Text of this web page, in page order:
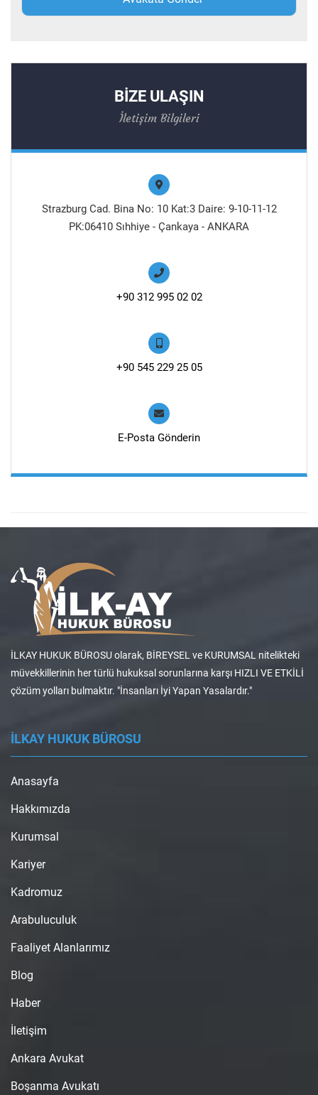
BİZE ULAŞIN
İletişim Bilgileri
Strazburg Cad. Bina No: 10 Kat:3 Daire: 9-10-11-12
PK:06410 Sıhhiye - Çankaya - ANKARA
+90 312 995 02 02
+90 545 229 25 05
E-Posta Gönderin
İLKAY HUKUK BÜROSU olarak, BİREYSEL ve KURUMSAL nitelikteki
müvekkillerinin her türlü hukuksal sorunlarına karşı HIZLI VE ETKİLİ
çözüm yolları bulmaktır. "İnsanları İyi Yapan Yasalardır."
İLKAY HUKUK BÜROSU
Anasayfa
Hakkımızda
Kurumsal
Kariyer
Kadromuz
Arabuluculuk
Faaliyet Alanlarımız
Blog
Haber
İletişim
Ankara Avukat
Boşanma Avukatı